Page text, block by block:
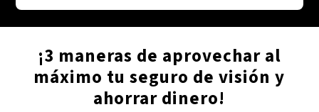
¡3 maneras de aprovechar al
máximo tu seguro de visión y
ahorrar dinero!